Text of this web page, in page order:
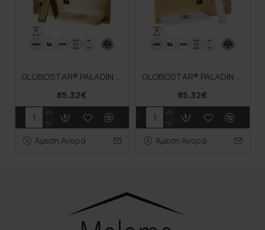
GLOBOSTAR® PALADIN 61358 Μοντέρνο Φωτιστικό Τοίχου - Απλίκα Ξενοδοχείου Reading Light με Φορτιστή USB 3A & Wireless 20W LED 6W 720lm 36° & 360° AC 220-240V IP20 Φυσικό Λευκό 4500K - Bridgelux COB Chip & TÜV SÜD Driver - Χρυσό Βούρτσας - Μ30 x
85.32€
Άμεση Αγορά
GLOBOSTAR® PALADIN 61359 Μοντέρνο Φωτιστικό Τοίχου - Απλίκα Ξενοδοχείου Reading Light με Φορτιστή USB 3A & Wireless 20W LED 6W 720lm 36° & 360° AC 220-240V IP20 Φυσικό Λευκό 4500K - Bridgelux COB Chip & TÜV SÜD Driver - Μπεζ & Λευκό - Μ30
85.32€
Άμεση Αγορά